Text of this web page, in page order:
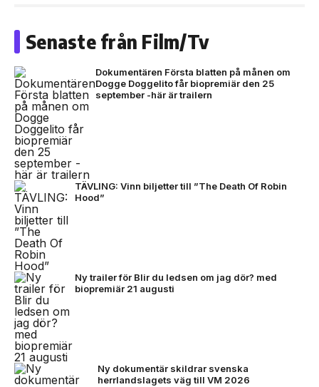
Senaste från Film/Tv
Dokumentären Första blatten på månen om
Dogge Doggelito får biopremiär den 25
september -här är trailern
TÄVLING: Vinn biljetter till ”The Death Of Robin
Hood”
Ny trailer för Blir du ledsen om jag dör? med
biopremiär 21 augusti
Ny dokumentär skildrar svenska
herrlandslagets väg till VM 2026